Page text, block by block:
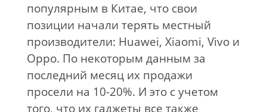
популярным в Китае, что свои
позиции начали терять местный
производители: Huawei, Xiaomi, Vivo и
Oppo. По некоторым данным за
последний месяц их продажи
просели на 10-20%. И это с учетом
того, что их гаджеты все также